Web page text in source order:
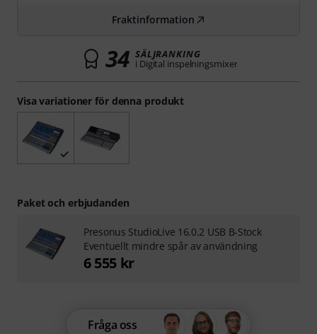
Visa variationer för denna produkt
Fraktinformation
34 SÄLJRANKING
i Digital inspelningsmixer
Fråga oss
Paket och erbjudanden
Presonus StudioLive 16.0.2 USB B-Stock
Eventuellt mindre spår av användning
6 555 kr